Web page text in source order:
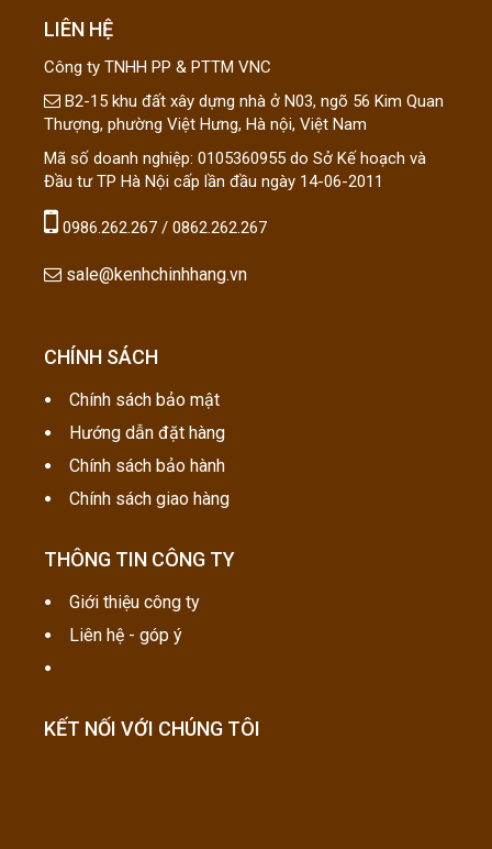
LIÊN HỆ
Công ty TNHH PP & PTTM VNC
B2-15 khu đất xây dựng nhà ở N03, ngõ 56 Kim Quan
Thượng, phường Việt Hưng, Hà nội, Việt Nam
Mã số doanh nghiệp: 0105360955 do Sở Kế hoạch và
Đầu tư TP Hà Nội cấp lần đầu ngày 14-06-2011
0986.262.267 / 0862.262.267
sale@kenhchinhhang.vn
CHÍNH SÁCH
Chính sách bảo mật
Hướng dẫn đặt hàng
Chính sách bảo hành
Chính sách giao hàng
THÔNG TIN CÔNG TY
Giới thiệu công ty
Liên hệ - góp ý
KẾT NỐI VỚI CHÚNG TÔI